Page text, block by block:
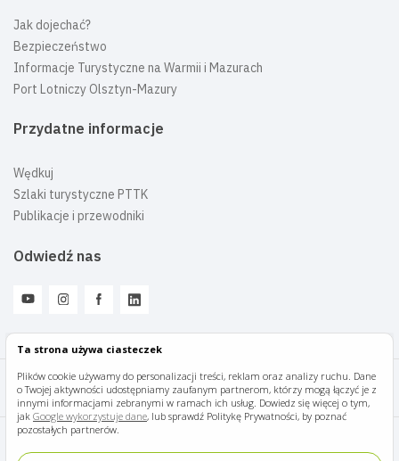
Ta strona używa ciasteczek
Plików cookie używamy do personalizacji treści, reklam oraz analizy ruchu. Dane
o Twojej aktywności udostępniamy zaufanym partnerom, którzy mogą łączyć je z
innymi informacjami zebranymi w ramach ich usług. Dowiedz się więcej o tym,
jak Google wykorzystuje dane, lub sprawdź Politykę Prywatności, by poznać
pozostałych partnerów.
Jak dojechać?
Bezpieczeństwo
Informacje Turystyczne na Warmii i Mazurach
Port Lotniczy Olsztyn-Mazury
Przydatne informacje
Wędkuj
Szlaki turystyczne PTTK
Publikacje i przewodniki
Odwiedź nas
Mazury Travel © 2026
Polityka prywatności